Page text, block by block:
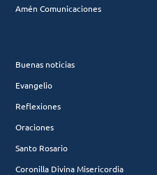
Amén Comunicaciones
Buenas noticias
Evangelio
Reflexiones
Oraciones
Santo Rosario
Coronilla Divina Misericordia